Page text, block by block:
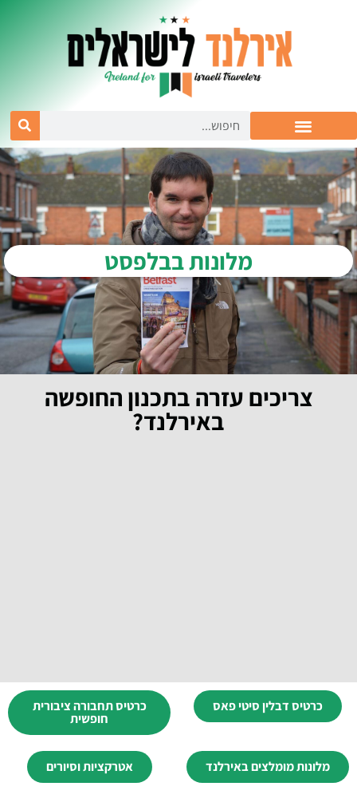
מלונות בבלפסט
צריכים עזרה בתכנון החופשה
באירלנד?
כרטיס דבלין סיטי פאס כרטיס תחבורה ציבורית
חופשית
מלונות מומלצים באירלנד אטרקציות וסיורים